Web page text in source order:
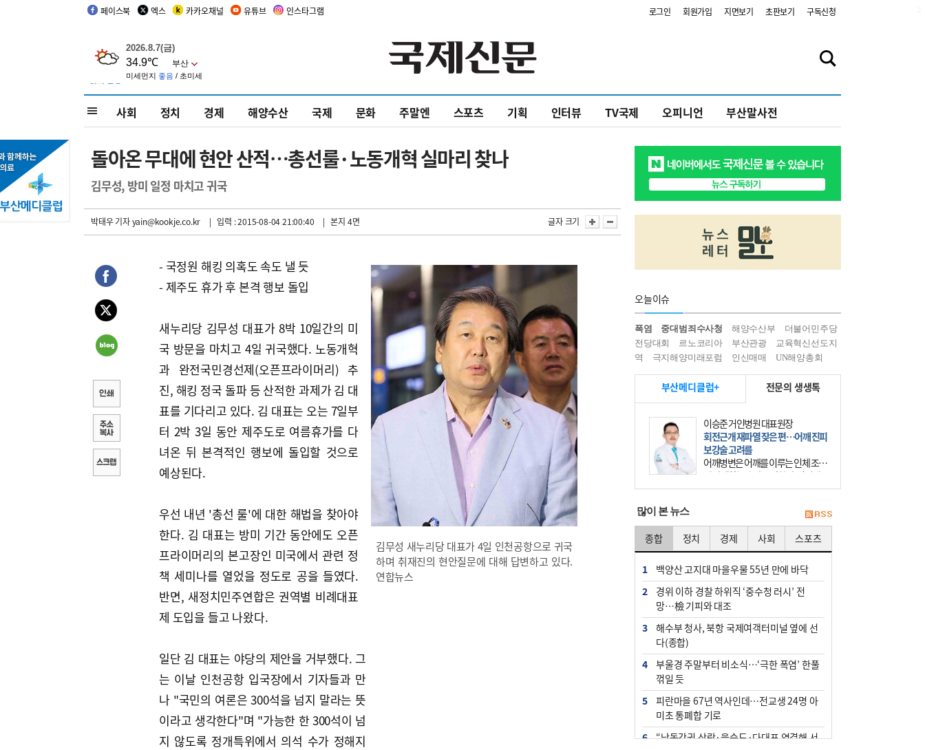
페이스북 엑스 카카오채널 유튜브 인스타그램 로그인 회원가입 지면보기 초판보기 구독신청
사회 정치 경제 해양수산 국제 문화 주말엔 스포츠 기획 인터뷰 TV국제 오피니언 부산말사전
돌아온 무대에 현안 산적…총선룰·노동개혁 실마리 찾나
김무성, 방미 일정 마치고 귀국
박태우 기자yain@kookje.co.kr | 입력 : 2015-08-04 21:00:40 | 본지 4면 글자 크기
김무성 새누리당 대표가 4일 인천공항으로 귀국
하며 취재진의 현안질문에 대해 답변하고 있다.
연합뉴스
- 국정원 해킹 의혹도 속도 낼 듯
- 제주도 휴가 후 본격 행보 돌입
새누리당 김무성 대표가 8박 10일간의 미
국 방문을 마치고 4일 귀국했다. 노동개혁
과 완전국민경선제(오픈프라이머리) 추
진, 해킹 정국 돌파 등 산적한 과제가 김 대
표를 기다리고 있다. 김 대표는 오는 7일부
터 2박 3일 동안 제주도로 여름휴가를 다
녀온 뒤 본격적인 행보에 돌입할 것으로
예상된다.
우선 내년 '총선 룰'에 대한 해법을 찾아야
한다. 김 대표는 방미 기간 동안에도 오픈
프라이머리의 본고장인 미국에서 관련 정
책 세미나를 열었을 정도로 공을 들였다.
반면, 새정치민주연합은 권역별 비례대표
제 도입을 들고 나왔다.
일단 김 대표는 야당의 제안을 거부했다. 그
는 이날 인천공항 입국장에서 기자들과 만
나 "국민의 여론은 300석을 넘지 말라는 뜻
이라고 생각한다"며 "가능한 한 300석이 넘
지 않도록 정개특위에서 의석 수가 정해지
오늘이슈
폭염 중대범죄수사청 해양수산부
더불어민주당
전당대회
르노코리아 부산관광
교육혁신선도지
역
극지해양미래포럼 인신매매 UN해양총회
부산메디클럽+ 전문의 생생톡
이승준 거인병원 대표원장
회전근개 재파열 잦은 편…어깨 진피
보강술 고려를
어깨병변은 어깨를 이루는 인체 조직
에 발생하는 손상을 말한다. 여기에
는 오십견과 회전근개 증후군, 어깨
많이 본 뉴스
종합 정치 경제 사회 스포츠
1
백양산 고지대 마을우물 55년 만에 바닥
2
경위 이하 경찰 하위직 ‘중수청 러시’ 전
망…檢 기피와 대조
3
해수부 청사, 북항 국제여객터미널 옆에 선
다(종합)
4
부울경 주말부터 비소식…‘극한 폭염’ 한풀
꺾일 듯
5
피란마을 67년 역사인데…전교생 24명 아
미초 통폐합 기로
6
“낙동강권 삼락·을숙도·다대포 연결해 서